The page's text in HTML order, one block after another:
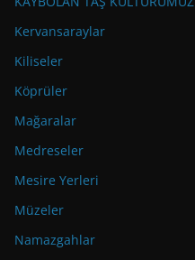
Kervansaraylar
Kiliseler
Köprüler
Mağaralar
Medreseler
Mesire Yerleri
Müzeler
Namazgahlar